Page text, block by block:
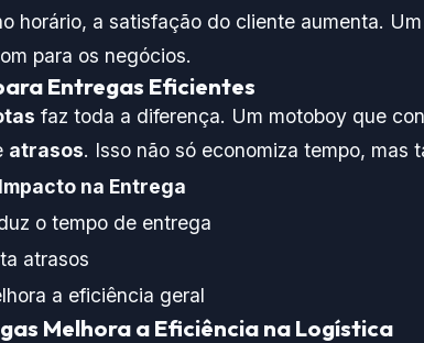
horário, a satisfação do cliente aumenta.
para os negócios.
Entregas Eficientes
faz toda a diferença. Um motoboy que
atrasos. Isso não só economiza tempo, mas
Impacto na Entrega
o tempo de entrega
atrasos
a eficiência geral
Melhora a Eficiência na Logística